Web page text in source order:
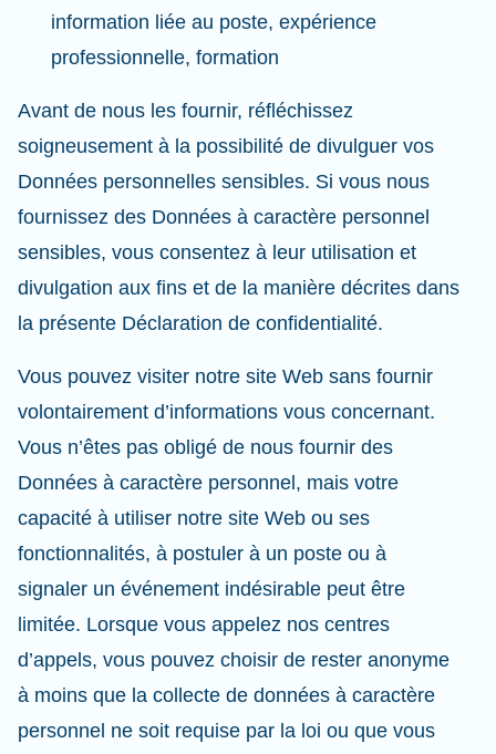
information liée au poste, expérience
professionnelle, formation
Avant de nous les fournir, réfléchissez
soigneusement à la possibilité de divulguer vos
Données personnelles sensibles. Si vous nous
fournissez des Données à caractère personnel
sensibles, vous consentez à leur utilisation et
divulgation aux fins et de la manière décrites dans
la présente Déclaration de confidentialité.
Vous pouvez visiter notre site Web sans fournir
volontairement d’informations vous concernant.
Vous n’êtes pas obligé de nous fournir des
Données à caractère personnel, mais votre
capacité à utiliser notre site Web ou ses
fonctionnalités, à postuler à un poste ou à
signaler un événement indésirable peut être
limitée. Lorsque vous appelez nos centres
d’appels, vous pouvez choisir de rester anonyme
à moins que la collecte de données à caractère
personnel ne soit requise par la loi ou que vous